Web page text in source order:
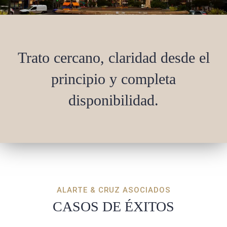
Trato cercano, claridad desde el
principio y completa
disponibilidad.
ALARTE & CRUZ ASOCIADOS
CASOS DE ÉXITOS